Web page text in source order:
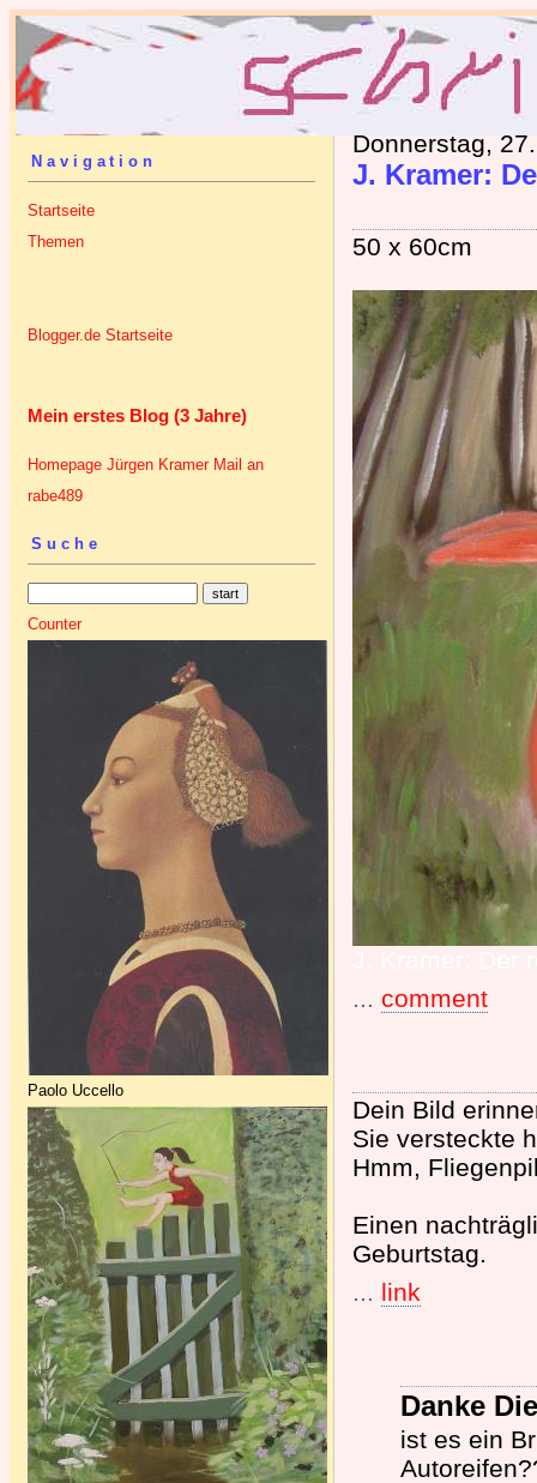
Navigation
Startseite
Themen
Blogger.de Startseite
Mein erstes Blog (3 Jahre)
Homepage Jürgen Kramer Mail an
rabe489
Suche
Counter
Paolo Uccello
Donnerstag,
J. Kramer:
50 x 60cm
... comment
Dein Bild
Sie versteckte
Hmm,
Einen
Geburtstag.
... link
Danke
ist es ein